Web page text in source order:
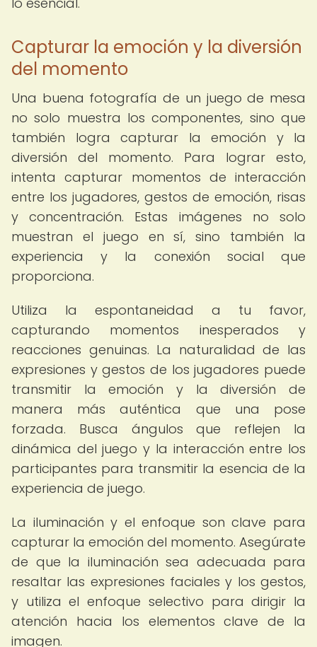
Capturar la emoción y la diversión
del momento
Una buena fotografía de un juego de mesa
no solo muestra los componentes, sino que
también logra capturar la emoción y la
diversión del momento. Para lograr esto,
intenta capturar momentos de interacción
entre los jugadores, gestos de emoción, risas
y concentración. Estas imágenes no solo
muestran el juego en sí, sino también la
experiencia y la conexión social que
proporciona.
Utiliza la espontaneidad a tu favor,
capturando momentos inesperados y
reacciones genuinas. La naturalidad de las
expresiones y gestos de los jugadores puede
transmitir la emoción y la diversión de
manera más auténtica que una pose
forzada. Busca ángulos que reflejen la
dinámica del juego y la interacción entre los
participantes para transmitir la esencia de la
experiencia de juego.
La iluminación y el enfoque son clave para
capturar la emoción del momento. Asegúrate
de que la iluminación sea adecuada para
resaltar las expresiones faciales y los gestos,
y utiliza el enfoque selectivo para dirigir la
atención hacia los elementos clave de la
imagen.